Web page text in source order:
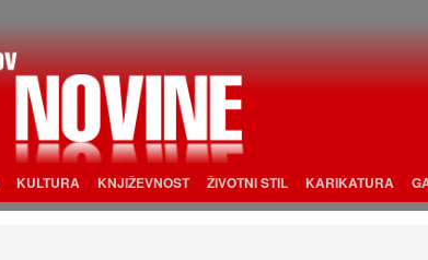
KULTURA KNJIŽEVNOST ŽIVOTNI STIL KARIKATURA